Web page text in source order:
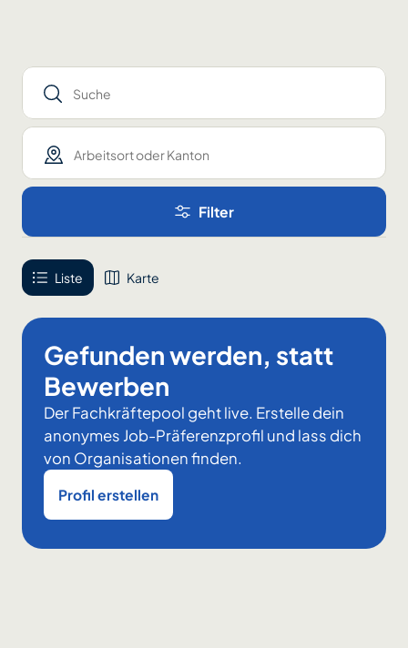
Suche
Arbeitsort oder Kanton
Filter
Liste Karte
Gefunden werden, statt
Bewerben
Der Fachkräftepool geht live. Erstelle dein
anonymes Job-Präferenzprofil und lass dich
von Organisationen finden.
Profil erstellen